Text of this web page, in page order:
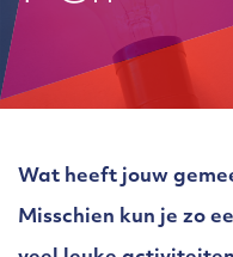
Wat heeft jouw
Misschien kun je zo